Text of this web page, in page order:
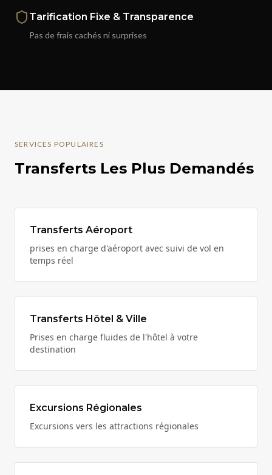
Tarification Fixe & Transparence
Pas de frais cachés ni surprises
SERVICES POPULAIRES
Transferts Les Plus Demandés
Transferts Aéroport
prises en charge d'aéroport avec suivi de vol en
temps réel
Transferts Hôtel & Ville
Prises en charge fluides de l'hôtel à votre
destination
Excursions Régionales
Excursions vers les attractions régionales